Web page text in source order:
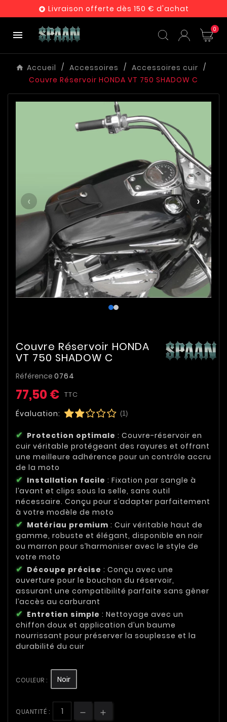
 Livraison offerte dès 150 € d'achat
 0
Accueil Accessoires
Accessoires cuir
Couvre Réservoir HONDA VT 750 SHADOW C
‹ ›
Couvre Réservoir HONDA
VT 750 SHADOW C
Référence 0764
77,50 € TTC
Évaluation: (1)
Protection optimale : Couvre-réservoir en
cuir véritable protégeant des rayures et offrant
une meilleure adhérence pour un contrôle accru
de la moto
Installation facile : Fixation par sangle à
l’avant et clips sous la selle, sans outil
nécessaire. Conçu pour s’adapter parfaitement
à votre modèle de moto
Matériau premium : Cuir véritable haut de
gamme, robuste et élégant, disponible en noir
ou marron pour s’harmoniser avec le style de
votre moto
Découpe précise : Conçu avec une
ouverture pour le bouchon du réservoir,
assurant une compatibilité parfaite sans gêner
l’accès au carburant
Entretien simple : Nettoyage avec un
chiffon doux et application d’un baume
nourrissant pour préserver la souplesse et la
durabilité du cuir
COULEUR : Noir
QUANTITÉ :